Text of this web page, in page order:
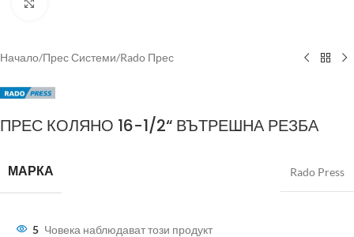
Начало/Прес Системи/Rado Прес
ПРЕС КОЛЯНО 16-1/2“ ВЪТРЕШНА РЕЗБА
МАРКА Rado Press
5 Човека наблюдават този продукт